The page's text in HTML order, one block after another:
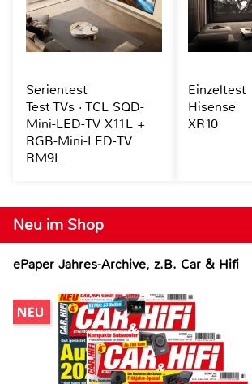
Neu im Shop
ePaper Jahres-Archive, z.B. Car & Hifi
Serientest
Test TVs · TCL SQD-
Mini-LED-TV X11L +
RGB-Mini-LED-TV
RM9L
Einzeltest
Hisense
XR10